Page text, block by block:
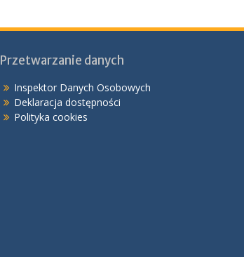
Przetwarzanie danych
Inspektor Danych Osobowych
Deklaracja dostępności
Polityka cookies